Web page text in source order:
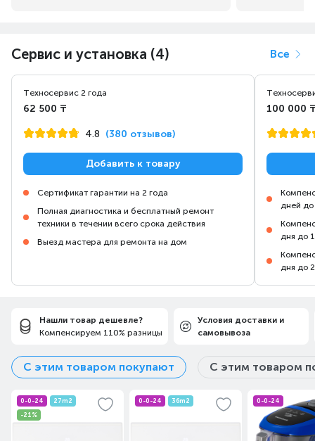
Сервис и установка (4) Все
Техносервис 2 года
62 500 ₸
4.8 (380 отзывов)
Добавить к товару
Сертификат гарантии на 2 года
Полная диагностика и бесплатный ремонт
техники в течении всего срока действия
Выезд мастера для ремонта на дом
100 000
дней до
дня до
дня до
Нашли товар дешевле?
Компенсируем 110% разницы
Условия доставки и
самовывоза
С этим товаром покупают С этим товаром
0-0-24
27m2
-21%
0-0-24 36m2 0-0-24